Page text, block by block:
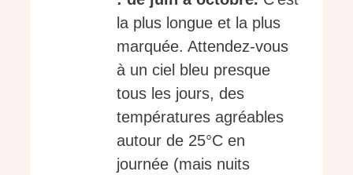
la plus longue et la plus
marquée. Attendez-vous
à un ciel bleu presque
tous les jours, des
températures agréables
autour de 25°C en
journée (mais nuits